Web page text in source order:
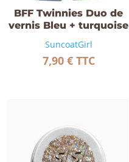
BFF Twinnies Duo de
vernis Bleu + turquoise
SuncoatGirl
7,90 € TTC